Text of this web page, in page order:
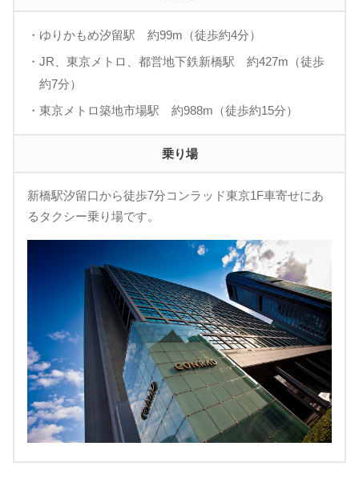
・ゆりかもめ汐留駅 約99m（徒歩約4分）
・JR、東京メトロ、都営地下鉄新橋駅 約427m（徒歩
約7分）
・東京メトロ築地市場駅 約988m（徒歩約15分）
乗り場
新橋駅汐留口から徒歩7分コンラッド東京1F車寄せにあ
るタクシー乗り場です。